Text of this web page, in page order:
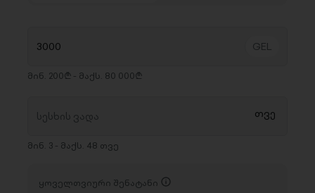
მინ. 200₾ - მაქს. 80 000₾
მინ. 3 - მაქს. 48 თვე
ყოველთვიური შენატანი